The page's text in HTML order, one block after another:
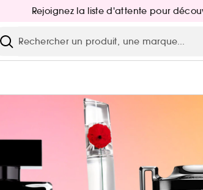
Rejoignez la liste d'attente pour
Recherche